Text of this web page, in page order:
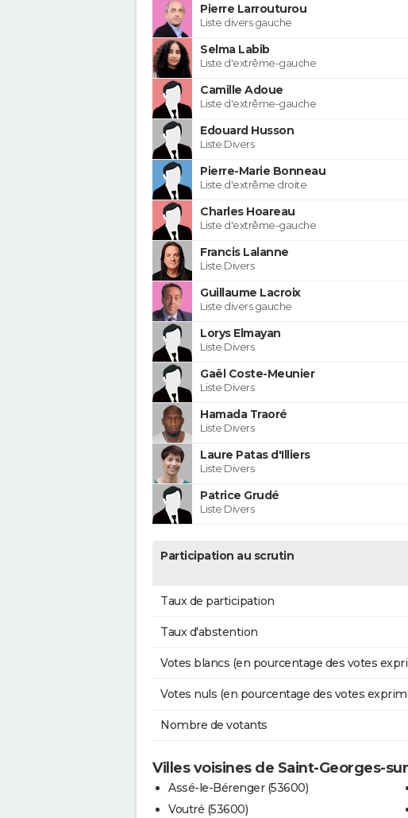
Pierre Larrouturou
Liste divers gauche
Selma Labib
Liste d'extrême-gauche
Camille Adoue
Liste d'extrême-gauche
Edouard Husson
Liste Divers
Pierre-Marie Bonneau
Liste d'extrême droite
Charles Hoareau
Liste d'extrême-gauche
Francis Lalanne
Liste Divers
Guillaume Lacroix
Liste divers gauche
Lorys Elmayan
Liste Divers
Gaël Coste-Meunier
Liste Divers
Hamada Traoré
Liste Divers
Laure Patas d'Illiers
Liste Divers
Patrice Grudé
Liste Divers
Participation au scrutin
Taux de participation
Taux d'abstention
Votes blancs (en pourcentage des votes
Votes nuls (en pourcentage des votes
Nombre de votants
Villes voisines de Saint-Georges-
Assé-le-Bérenger (53600)
Voutré (53600)